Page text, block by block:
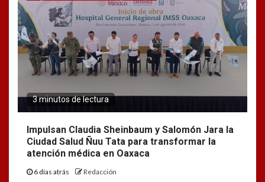
3 minutos de lectura
Impulsan Claudia Sheinbaum y Salomón Jara la
Ciudad Salud Ñuu Tata para transformar la
atención médica en Oaxaca
6 días atrás Redacción